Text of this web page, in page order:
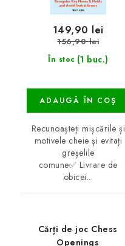
În stoc (1 buc.)
149,90 lei
156,90 lei
ADAUGĂ ÎN COŞ
Recunoașteți mișcările și
motivele cheie și evitați
greșelile
comune✅ Livrare de
obicei...
Cărți de joc Chess
Openings